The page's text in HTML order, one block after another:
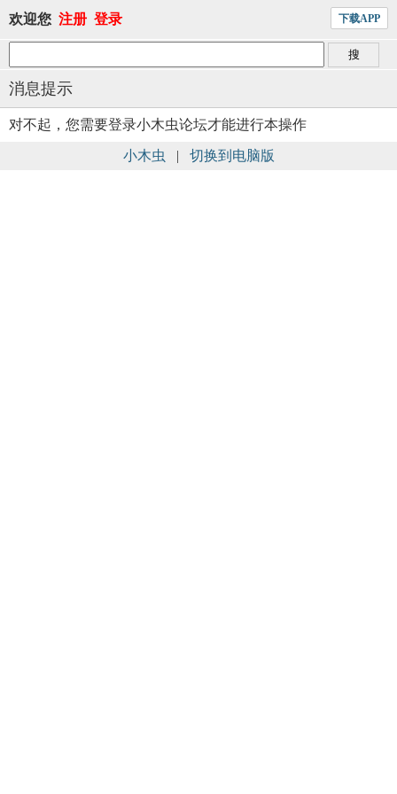
欢迎您 注册 登录 下载APP
消息提示
对不起，您需要登录小木虫论坛才能进行本操作
小木虫 | 切换到电脑版